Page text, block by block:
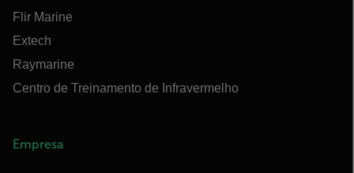
Flir Marine
Extech
Raymarine
Centro de Treinamento de Infravermelho
Empresa